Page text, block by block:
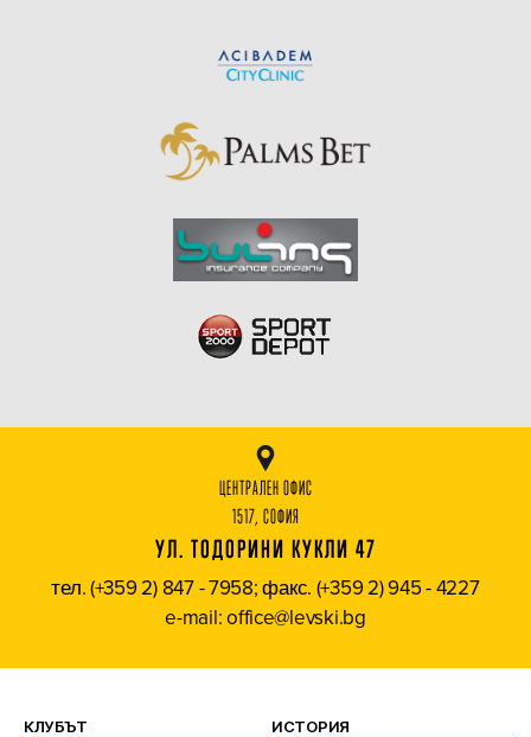
ЦЕНТРАЛЕН ОФИС
1517, СОФИЯ
УЛ. ТОДОРИНИ КУКЛИ 47
тел. (+359 2) 847 - 7958; факс. (+359 2) 945 - 4227
e-mail: office@levski.bg
КЛУБЪТ ИСТОРИЯ